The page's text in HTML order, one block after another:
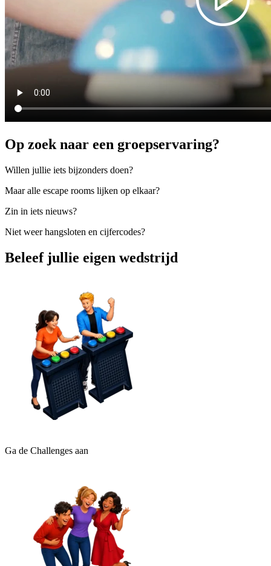
Op zoek naar een groepservaring?
Willen jullie iets bijzonders doen?
Maar alle escape rooms lijken op elkaar?
Zin in iets nieuws?
Niet weer hangsloten en cijfercodes?
Beleef jullie eigen wedstrijd
Ga de Challenges aan